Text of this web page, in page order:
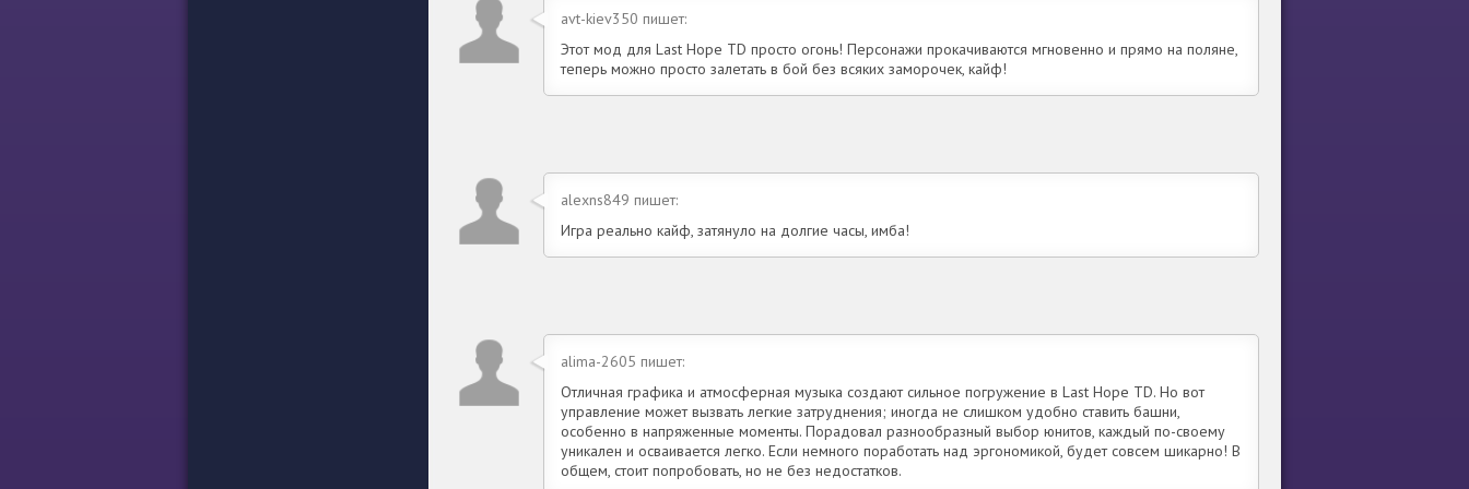
avt-kiev350 пишет:
Этот мод для Last Hope TD просто огонь! Персонажи прокачиваются мгновенно и прямо на поляне,
теперь можно просто залетать в бой без всяких заморочек, кайф!
alexns849 пишет:
Игра реально кайф, затянуло на долгие часы, имба!
alima-2605 пишет:
Отличная графика и атмосферная музыка создают сильное погружение в Last Hope TD. Но вот
управление может вызвать легкие затруднения; иногда не слишком удобно ставить башни,
особенно в напряженные моменты. Порадовал разнообразный выбор юнитов, каждый по-своему
уникален и осваивается легко. Если немного поработать над эргономикой, будет совсем шикарно! В
общем, стоит попробовать, но не без недостатков.